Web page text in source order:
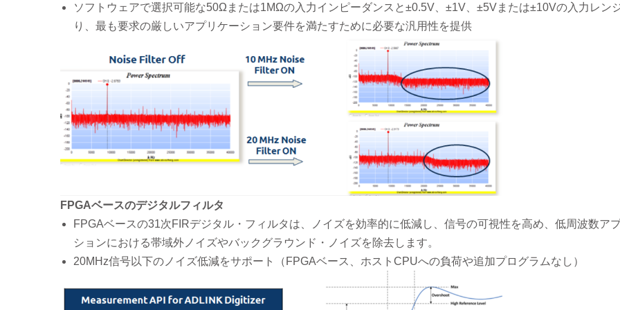
ソフトウェアで選択可能な50Ωまたは1MΩの入力インピーダンスと±0.5V、±1V、±5Vまたは±10Vの入力レン
り、最も要求の厳しいアプリケーション要件を満たすために必要な汎用性を提供
FPGAベースのデジタルフィルタ
FPGAベースの31次FIRデジタル・フィルタは、ノイズを効率的に低減し、信号の可視性を高め、低周波数ア
ションにおける帯域外ノイズやバックグラウンド・ノイズを除去します。
20MHz信号以下のノイズ低減をサポート（FPGAベース、ホストCPUへの負荷や追加プログラムなし）